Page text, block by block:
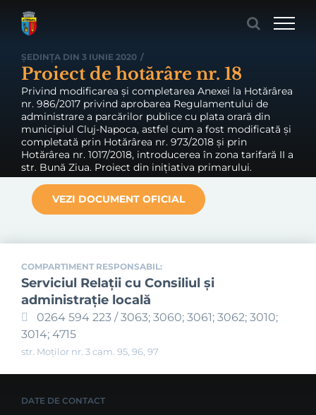
ȘEDINȚA DIN 3 IUNIE 2020 /
Proiect de hotărâre nr. 18
Privind modificarea și completarea Anexei la Hotărârea
nr. 986/2017 privind aprobarea Regulamentului de
administrare a parcărilor publice cu plata orară din
municipiul Cluj-Napoca, astfel cum a fost modificată și
completată prin Hotărârea nr. 973/2018 și prin
Hotărârea nr. 1017/2018, introducerea în zona tarifară II a
str. Bună Ziua. Proiect din inițiativa primarului.
VEZI DOCUMENT OFICIAL
COMPARTIMENT RESPONSABIL:
Serviciul Relaţii cu Consiliul şi
administraţie locală
0264 594 223 / 3063; 3060; 3061; 3062; 3010;
3014; 4715
str. Moților nr. 3 cam. 95, 96, 97
DATE DE CONTACT